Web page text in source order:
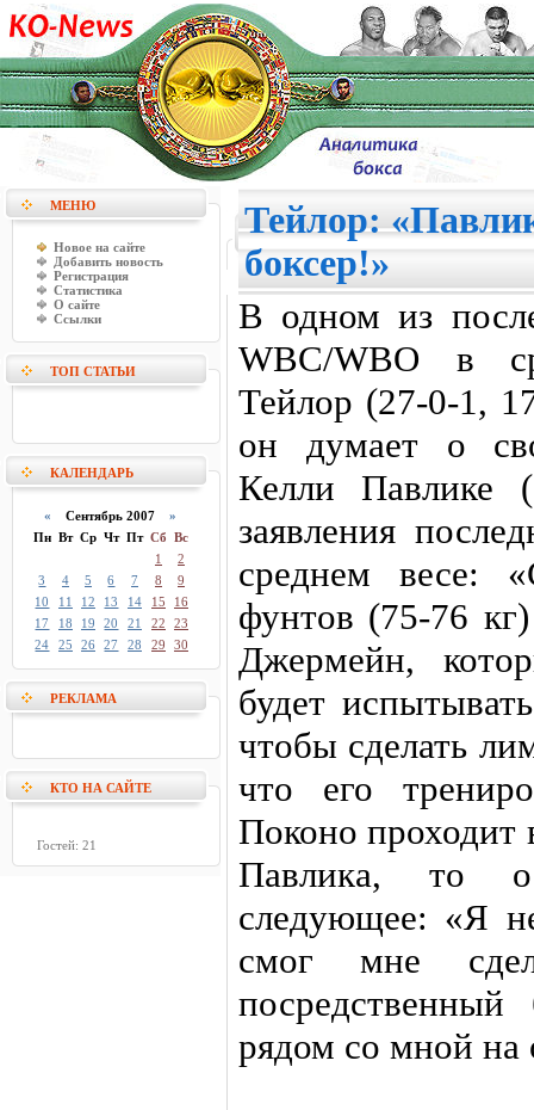
МЕНЮ
Новое на сайте
Добавить новость
Регистрация
Статистика
О сайте
Ссылки
ТОП СТАТЬИ
КАЛЕНДАРЬ
« Сентябрь 2007»
Пн Вт Ср Чт Пт Сб Вс
1
2
3
4 5 6 7 8
9
10
11 12 13 14 15
16
17
18 19 20 21 22
23
24
25 26 27 28 29 30
РЕКЛАМА
КТО НА САЙТЕ
Гостей: 21
Тейлор:
боксер!»
В одном из
WBC/WBO в
Тейлор (27-0-1,
он думает о
Келли Павлике
заявления
среднем весе:
фунтов (75-76
Джермейн,
будет
чтобы сделать
что его
Поконо проходит
Павлика, то
следующее: «Я
смог мне
рядом со мной на